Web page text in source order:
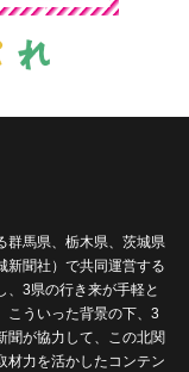
群馬県、栃木県、茨城県
新聞社）で共同運営する
、3県の行き来が手軽と
こういった背景の下、3
聞が協力して、この北関
材力を活かしたコンテン